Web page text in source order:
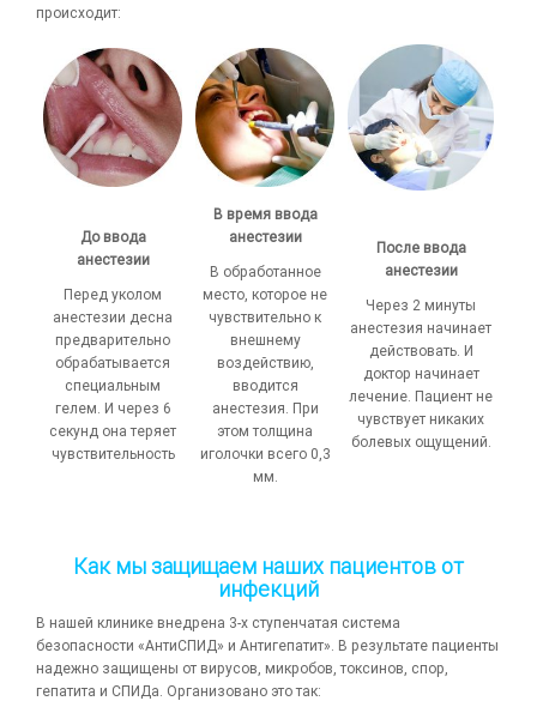
происходит:
До ввода
анестезии
Перед уколом
анестезии десна
предварительно
обрабатывается
специальным
гелем. И через 6
секунд она теряет
чувствительность
В время ввода
анестезии
В обработанное
место, которое не
чувствительно к
внешнему
воздействию,
вводится
анестезия. При
этом толщина
иголочки всего 0,3
мм.
После ввода
анестезии
Через 2 минуты
анестезия начинает
действовать. И
доктор начинает
лечение. Пациент не
чувствует никаких
болевых ощущений.
Как мы защищаем наших пациентов от
инфекций
В нашей клинике внедрена 3-х ступенчатая система
безопасности «АнтиСПИД» и Антигепатит». В результате пациенты
надежно защищены от вирусов, микробов, токсинов, спор,
гепатита и СПИДа. Организовано это так: